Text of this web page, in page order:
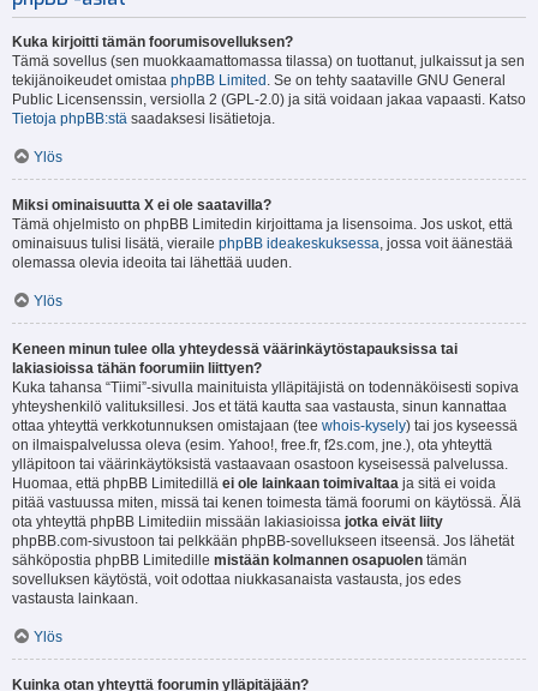
Kuka kirjoitti tämän foorumisovelluksen?
Tämä sovellus (sen muokkaamattomassa tilassa) on tuottanut, julkaissut ja sen
tekijänoikeudet omistaa phpBB Limited . Se on tehty saataville GNU General
Public Licensenssin, versiolla 2 (GPL-2.0) ja sitä voidaan jakaa vapaasti. Katso
Tietoja phpBB:stä saadaksesi lisätietoja.
Ylös
Miksi ominaisuutta X ei ole saatavilla?
Tämä ohjelmisto on phpBB Limitedin kirjoittama ja lisensoima. Jos uskot, että
ominaisuus tulisi lisätä, vieraile phpBB ideakeskuksessa, jossa voit äänestää
olemassa olevia ideoita tai lähettää uuden.
Ylös
Keneen minun tulee olla yhteydessä väärinkäytöstapauksissa tai
lakiasioissa tähän foorumiin liittyen?
Kuka tahansa “Tiimi”-sivulla mainituista ylläpitäjistä on todennäköisesti sopiva
yhteyshenkilö valituksillesi. Jos et tätä kautta saa vastausta, sinun kannattaa
ottaa yhteyttä verkkotunnuksen omistajaan (tee whois-kysely) tai jos kyseessä
on ilmaispalvelussa oleva (esim. Yahoo!, free.fr, f2s.com, jne.), ota yhteyttä
ylläpitoon tai väärinkäytöksistä vastaavaan osastoon kyseisessä palvelussa.
Huomaa, että phpBB Limitedillä ei ole lainkaan toimivaltaa ja sitä ei voida
pitää vastuussa miten, missä tai kenen toimesta tämä foorumi on käytössä. Älä
ota yhteyttä phpBB Limitediin missään lakiasioissa jotka eivät liity
phpBB.com-sivustoon tai pelkkään phpBB-sovellukseen itseensä. Jos lähetät
sähköpostia phpBB Limitedille mistään kolmannen osapuolen tämän
sovelluksen käytöstä, voit odottaa niukkasanaista vastausta, jos edes
vastausta lainkaan.
Ylös
Kuinka otan yhteyttä foorumin ylläpitäjään?